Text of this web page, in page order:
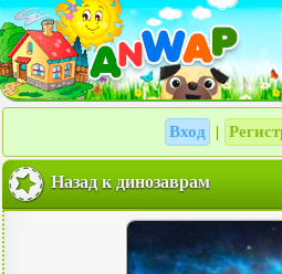
Вход
Назад к динозаврам